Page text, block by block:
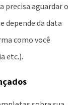
precisa aguardar o
depende da data
como você
etc.).